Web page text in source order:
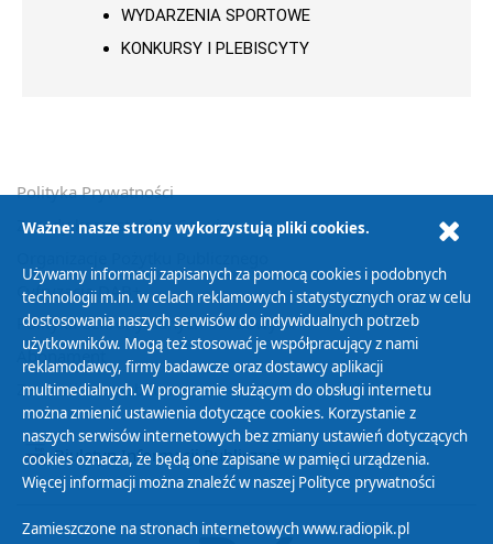
WYDARZENIA SPORTOWE
KONKURSY I PLEBISCYTY
Polityka Prywatności
Zasady korzystania z Serwisu
Cyfryzacja DAB+
Polityka ochrony danych osobowych
Abonament
Zamówienia publiczne
Biuletyn Informacji Publicznej
Ważne: nasze strony wykorzystują pliki cookies.
Używamy informacji zapisanych za pomocą cookies i podobnych
technologii m.in. w celach reklamowych i statystycznych oraz w celu
dostosowania naszych serwisów do indywidualnych potrzeb
użytkowników. Mogą też stosować je współpracujący z nami
reklamodawcy, firmy badawcze oraz dostawcy aplikacji
multimedialnych. W programie służącym do obsługi internetu
można zmienić ustawienia dotyczące cookies. Korzystanie z
naszych serwisów internetowych bez zmiany ustawień dotyczących
cookies oznacza, że będą one zapisane w pamięci urządzenia.
Więcej informacji można znaleźć w naszej Polityce prywatności
Zamieszczone na stronach internetowych www.radiopik.pl